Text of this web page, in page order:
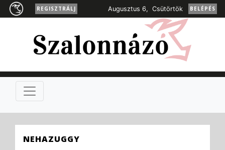
REGISZTRÁLJ Augusztus 6, Csütörtök BELÉPÉS
NEHAZUGGY